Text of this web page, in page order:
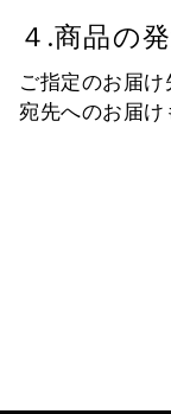
４.商品の
ご指定のお届
宛先へのお届け